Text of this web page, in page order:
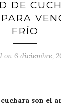
DE
FRÍO
on 6 diciembre,
son el